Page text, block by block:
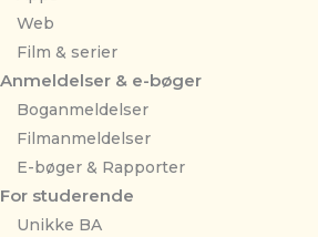
Web
Film & serier
Anmeldelser & e-bøger
Boganmeldelser
Filmanmeldelser
E-bøger & Rapporter
For studerende
Unikke BA